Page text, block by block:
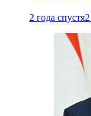
2 года спустя